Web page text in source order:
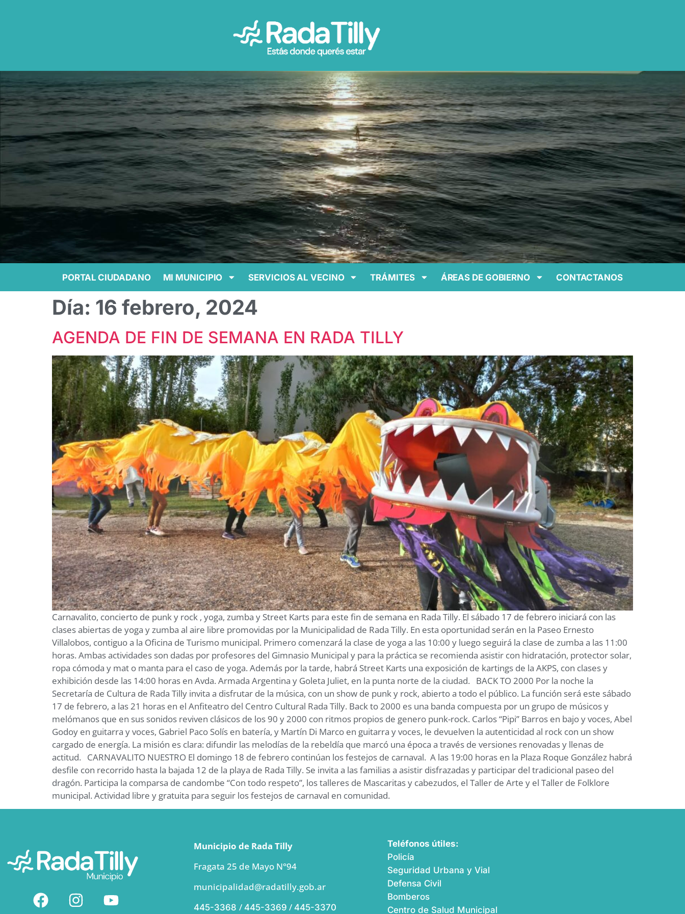
PORTAL CIUDADANO MI MUNICIPIO SERVICIOS AL VECINO TRÁMITES ÁREAS DE GOBIERNO CONTACTANOS
Día: 16 febrero, 2024
AGENDA DE FIN DE SEMANA EN RADA TILLY
Carnavalito, concierto de punk y rock , yoga, zumba y Street Karts para este fin de semana en Rada Tilly. El sábado 17 de febrero iniciará con las
clases abiertas de yoga y zumba al aire libre promovidas por la Municipalidad de Rada Tilly. En esta oportunidad serán en la Paseo Ernesto
Villalobos, contiguo a la Oficina de Turismo municipal. Primero comenzará la clase de yoga a las 10:00 y luego seguirá la clase de zumba a las 11:00
horas. Ambas actividades son dadas por profesores del Gimnasio Municipal y para la práctica se recomienda asistir con hidratación, protector solar,
ropa cómoda y mat o manta para el caso de yoga. Además por la tarde, habrá Street Karts una exposición de kartings de la AKPS, con clases y
exhibición desde las 14:00 horas en Avda. Armada Argentina y Goleta Juliet, en la punta norte de la ciudad. BACK TO 2000 Por la noche la
Secretaría de Cultura de Rada Tilly invita a disfrutar de la música, con un show de punk y rock, abierto a todo el público. La función será este sábado
17 de febrero, a las 21 horas en el Anfiteatro del Centro Cultural Rada Tilly. Back to 2000 es una banda compuesta por un grupo de músicos y
melómanos que en sus sonidos reviven clásicos de los 90 y 2000 con ritmos propios de genero punk-rock. Carlos “Pipi” Barros en bajo y voces, Abel
Godoy en guitarra y voces, Gabriel Paco Solís en batería, y Martín Di Marco en guitarra y voces, le devuelven la autenticidad al rock con un show
cargado de energía. La misión es clara: difundir las melodías de la rebeldía que marcó una época a través de versiones renovadas y llenas de
actitud. CARNAVALITO NUESTRO El domingo 18 de febrero continúan los festejos de carnaval. A las 19:00 horas en la Plaza Roque González habrá
desfile con recorrido hasta la bajada 12 de la playa de Rada Tilly. Se invita a las familias a asistir disfrazadas y participar del tradicional paseo del
dragón. Participa la comparsa de candombe “Con todo respeto”, los talleres de Mascaritas y cabezudos, el Taller de Arte y el Taller de Folklore
municipal. Actividad libre y gratuita para seguir los festejos de carnaval en comunidad.
Municipio de Rada Tilly
Fragata 25 de Mayo N°94
municipalidad@radatilly.gob.ar
445-3368 / 445-3369 / 445-3370
Teléfonos útiles:
Policía
Seguridad Urbana y Vial
Defensa Civil
Bomberos
Centro de Salud Municipal